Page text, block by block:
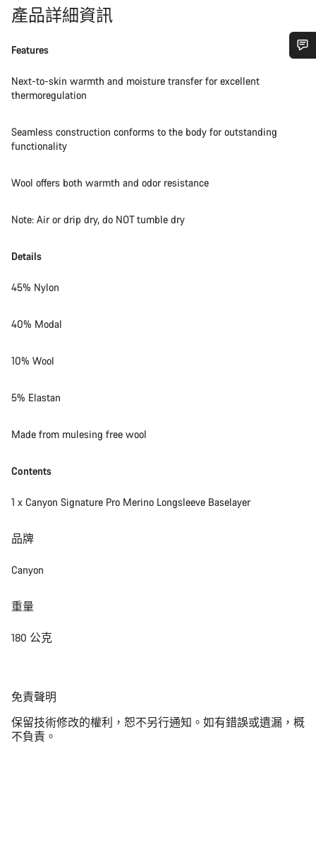
產品詳細資訊
Features
Next-to-skin warmth and moisture transfer for excellent
thermoregulation
Seamless construction conforms to the body for outstanding
functionality
Wool offers both warmth and odor resistance
Note: Air or drip dry, do NOT tumble dry
Details
45% Nylon
40% Modal
10% Wool
5% Elastan
Made from mulesing free wool
Contents
1 x Canyon Signature Pro Merino Longsleeve Baselayer
品牌
Canyon
重量
180 公克
免
聲
明
免責聲明
保留技術修改的權利，恕不另行通知。如有錯誤或遺漏，概
不負責。
關閉